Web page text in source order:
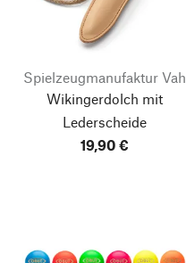
Spielzeugmanufaktur Vah
Wikingerdolch mit
Lederscheide
19,90 €